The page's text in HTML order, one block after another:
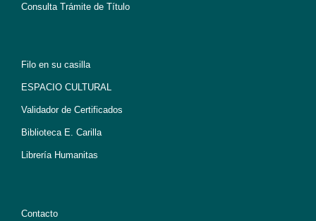
Consulta Trámite de Título
Filo en su casilla
ESPACIO CULTURAL
Validador de Certificados
Biblioteca E. Carilla
Librería Humanitas
Contacto